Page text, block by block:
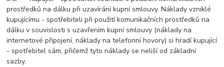
prostředků na dálku při uzavírání kupní smlouvy. Náklady vzniklé
kupujícímu - spotřebiteli při použití komunikačních prostředků na
dálku v souvislosti s uzavřením kupní smlouvy (náklady na
internetové připojení, náklady na telefonní hovory) si hradí kupující
- spotřebitel sám, přičemž tyto náklady se neliší od základní
sazby.